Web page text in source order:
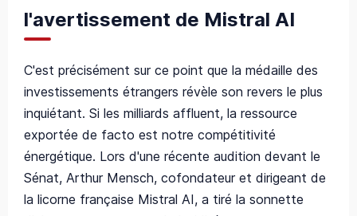
l'avertissement de Mistral AI
C'est précisément sur ce point que la médaille des
investissements étrangers révèle son revers le plus
inquiétant. Si les milliards affluent, la ressource
exportée de facto est notre compétitivité
énergétique. Lors d'une récente audition devant le
Sénat, Arthur Mensch, cofondateur et dirigeant de
la licorne française Mistral AI, a tiré la sonnette